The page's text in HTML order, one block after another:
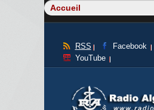
RSS Facebook
YouTube